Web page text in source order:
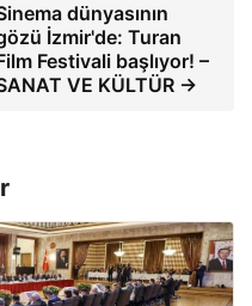
dünyasının
İzmir'de: Turan
Festivali başlıyor! –
VE KÜLTÜR →